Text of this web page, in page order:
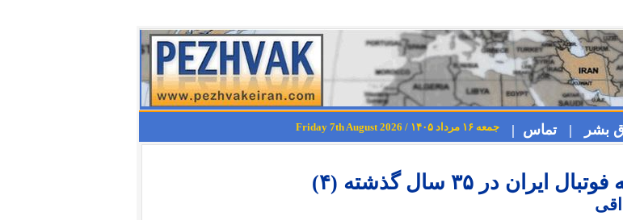
بشر | تماس | جمعه ۱۶ مرداد ۱۴۰۵ / Friday 7th August 2026
ایران در ۳۵ سال گذشته (۴)